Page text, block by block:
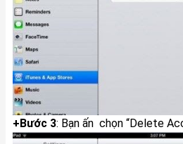
+Bước 3: Bạn ấn chọn “Delete